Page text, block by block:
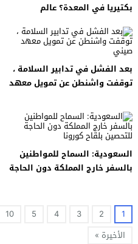
بكتيريا في المعدة؟ عالم
بعد الفشل في تدابير السلامة ،
توقفت واشنطن عن تمويل معهد
السعودية: السماح للمواطنين
بالسفر خارج المملكة دون الحاجة
1
2
3
4
5
10
الأخيرة »